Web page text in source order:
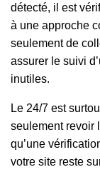
détecté, il est
à une approche
seulement de
assurer le suivi
inutiles.
Le 24/7 est
seulement revoir
qu’une
votre site reste